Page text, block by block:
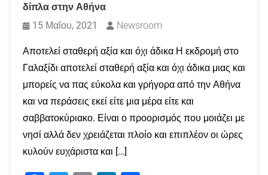
δίπλα στην Αθήνα
15 Μαΐου, 2021
Newsroom
Αποτελεί σταθερή αξία και όχι άδικα Η εκδρομή στο
Γαλαξίδι αποτελεί σταθερή αξία και όχι άδικα μιας και
μπορείς να πας εύκολα και γρήγορα από την Αθήνα
και να περάσεις εκεί είτε μια μέρα είτε και
σαββατοκύριακο. Είναι ο προορισμός που μοιάζει με
νησί αλλά δεν χρειάζεται πλοίο και επιπλέον οι ώρες
κυλούν ευχάριστα και […]